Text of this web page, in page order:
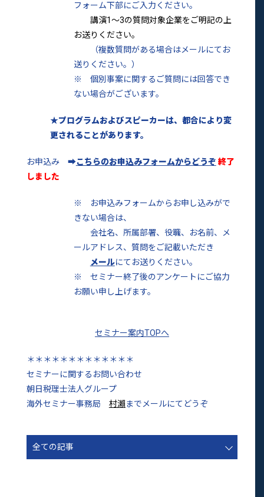
フォーム下部にご入力ください。
講演1～3の質問対象企業をご明記の上
お送りください。
（複数質問がある場合はメールにてお
送りください。）
※ 個別事案に関するご質問には回答でき
ない場合がございます。
★プログラムおよびスピーカーは、都合により変
更されることがあります。
お申込み ➡こちらのお申込みフォームからどうぞ 終了
しました
※ お申込みフォームからお申し込みがで
きない場合は、
会社名、所属部署、役職、お名前、メ
ールアドレス、質問をご記載いただき
メールにてお送りください。
※ セミナー終了後のアンケートにご協力
お願い申し上げます。
セミナー案内TOPへ
＊＊＊＊＊＊＊＊＊＊＊＊＊
セミナーに関するお問い合わせ
朝日税理士法人グループ
海外セミナー事務局 村瀨までメールにてどうぞ
全ての記事